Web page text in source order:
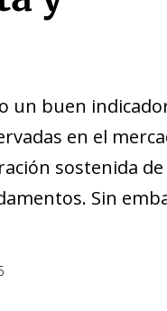
un buen
en el
sostenida
Sin